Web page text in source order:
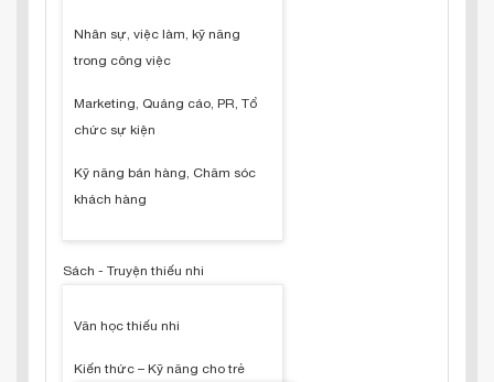
Nhân sự, việc làm, kỹ năng
trong công việc
Marketing, Quảng cáo, PR, Tổ
chức sự kiện
Kỹ năng bán hàng, Chăm sóc
khách hàng
Sách - Truyện thiếu nhi
Văn học thiếu nhi
Kiến thức – Kỹ năng cho trẻ